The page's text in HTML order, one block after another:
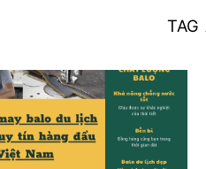
TAG